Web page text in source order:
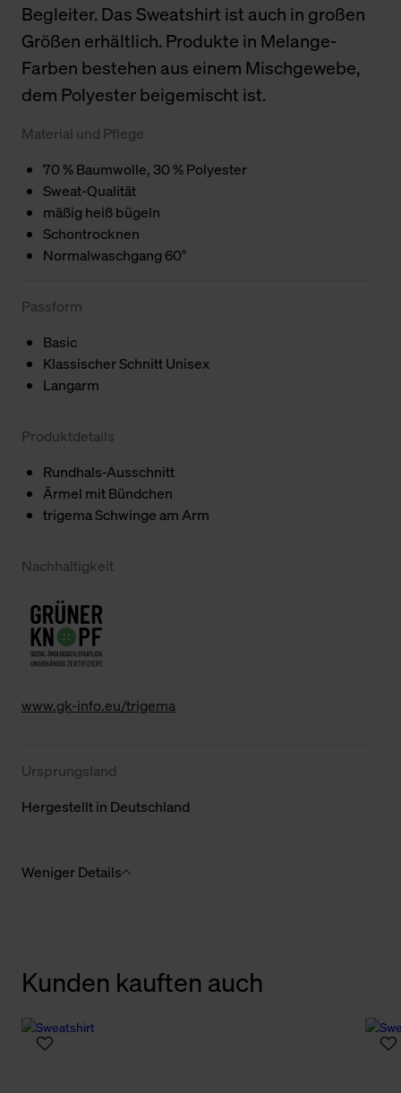
Begleiter. Das Sweatshirt ist auch in großen
Größen erhältlich. Produkte in Melange-
Farben bestehen aus einem Mischgewebe,
dem Polyester beigemischt ist.
Material und Pflege
70 % Baumwolle, 30 % Polyester
Sweat-Qualität
mäßig heiß bügeln
Schontrocknen
Normalwaschgang 60°
Passform
Basic
Klassischer Schnitt Unisex
Langarm
Produktdetails
Rundhals-Ausschnitt
Ärmel mit Bündchen
trigema Schwinge am Arm
Nachhaltigkeit
www.gk-info.eu/trigema
Ursprungsland
Hergestellt in Deutschland
Weniger Details
Kunden kauften auch